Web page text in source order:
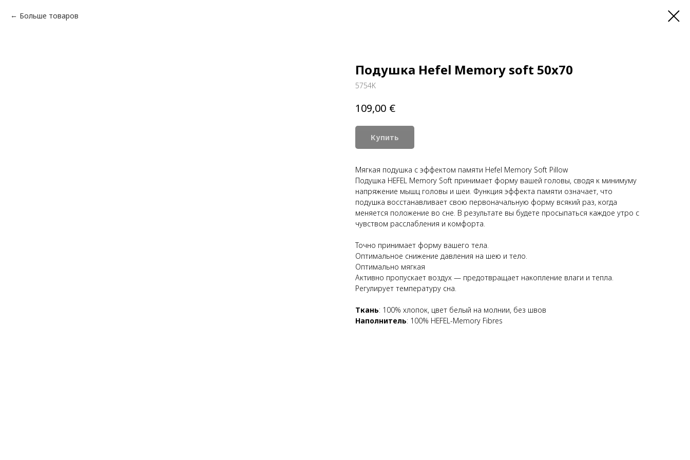
Больше товаров
Подушка Hefel Memory soft 50x70
5754K
109,00 €
Купить
Мягкая подушка с эффектом памяти Hefel Memory Soft Pillow
Подушка HEFEL Memory Soft принимает форму вашей головы, сводя к минимуму
напряжение мышц головы и шеи. Функция эффекта памяти означает, что
подушка восстанавливает свою первоначальную форму всякий раз, когда
меняется положение во сне. В результате вы будете просыпаться каждое утро с
чувством расслабления и комфорта.
Точно принимает форму вашего тела.
Оптимальное снижение давления на шею и тело.
Оптимально мягкая
Активно пропускает воздух — предотвращает накопление влаги и тепла.
Регулирует температуру сна.
Ткань: 100% хлопок, цвет белый на молнии, без швов
Наполнитель: 100% HEFEL-Memory Fibres